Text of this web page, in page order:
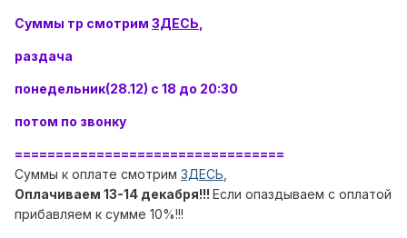
Суммы тр смотрим ЗДЕСЬ
раздача
понедельник(28.12) с 18 до 20:30
потом по звонку
=================================
Суммы к оплате смотрим ЗДЕСЬ
Оплачиваем 13-14 декабря!!! Если опаздываем с оплатой
прибавляем к сумме 10%!!!